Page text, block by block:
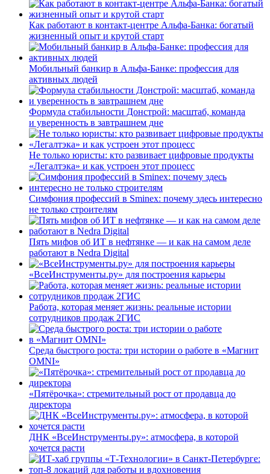
Как работают в контакт-центре Альфа-Банка: богатый
жизненный опыт и крутой старт
Мобильный банкир в Альфа-Банке: профессия для
активных людей
Формула стабильности Донстрой: масштаб, команда
и уверенность в завтрашнем дне
Не только юристы: кто развивает цифровые продукты
«Легалтэка» и как устроен этот процесс
Симфония профессий в Sminex: почему здесь интересно
не только строителям
Пять мифов об ИТ в нефтянке — и как на самом деле
работают в Nedra Digital
«ВсеИнструменты.ру» для построения карьеры
Работа, которая меняет жизнь: реальные истории
сотрудников продаж 2ГИС
Среда быстрого роста: три истории о работе в «Магнит
OMNI»
«Пятёрочка»: стремительный рост от продавца до
директора
ДНК «ВсеИнструменты.ру»: атмосфера, в которой
хочется расти